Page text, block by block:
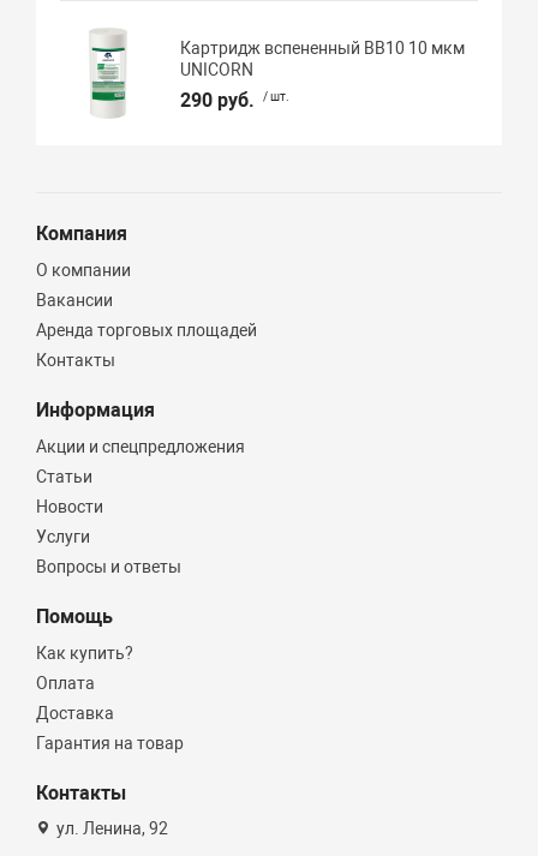
Картридж вспененный BB10 10 мкм
UNICORN
290 руб. / шт.
Компания
О компании
Вакансии
Аренда торговых площадей
Контакты
Информация
Акции и спецпредложения
Статьи
Новости
Услуги
Вопросы и ответы
Помощь
Как купить?
Оплата
Доставка
Гарантия на товар
Контакты
ул. Ленина, 92